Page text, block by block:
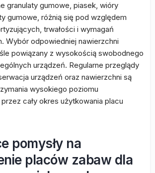
granulaty gumowe, piasek, wióry
gumowe, różnią się pod względem
trwałości i wymagań
Wybór odpowiedniej nawierzchni
powiązany z wysokością swobodnego
urządzeń. Regularne przeglądy
urządzeń oraz nawierzchni są
wysokiego poziomu
cały okres użytkowania placu
pomysły na
placów zabaw dla